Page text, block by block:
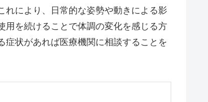
れにより、日常的な姿勢や動きによる影
用を続けることで体調の変化を感じる方
症状があれば医療機関に相談することを